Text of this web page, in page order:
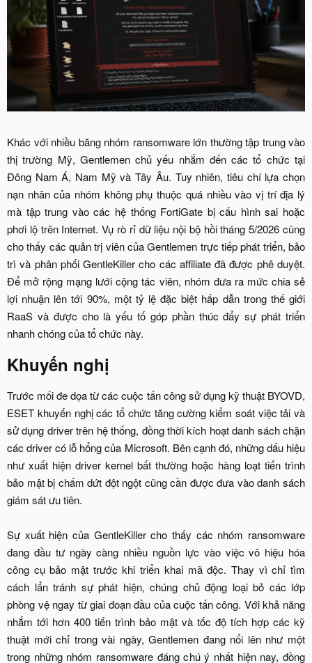
Khác với nhiều băng nhóm ransomware lớn thường tập trung vào
thị trường Mỹ, Gentlemen chủ yếu nhắm đến các tổ chức tại
Đông Nam Á, Nam Mỹ và Tây Âu. Tuy nhiên, tiêu chí lựa chọn
nạn nhân của nhóm không phụ thuộc quá nhiều vào vị trí địa lý
mà tập trung vào các hệ thống FortiGate bị cấu hình sai hoặc
phơi lộ trên Internet. Vụ rò rỉ dữ liệu nội bộ hồi tháng 5/2026 cũng
cho thấy các quản trị viên của Gentlemen trực tiếp phát triển, bảo
trì và phân phối GentleKiller cho các affiliate đã được phê duyệt.
Để mở rộng mạng lưới cộng tác viên, nhóm đưa ra mức chia sẻ
lợi nhuận lên tới 90%, một tỷ lệ đặc biệt hấp dẫn trong thế giới
RaaS và được cho là yếu tố góp phần thúc đẩy sự phát triển
nhanh chóng của tổ chức này.​
Khuyến nghị​
Trước mối đe dọa từ các cuộc tấn công sử dụng kỹ thuật BYOVD,
ESET khuyến nghị các tổ chức tăng cường kiểm soát việc tải và
sử dụng driver trên hệ thống, đồng thời kích hoạt danh sách chặn
các driver có lỗ hổng của Microsoft. Bên cạnh đó, những dấu hiệu
như xuất hiện driver kernel bất thường hoặc hàng loạt tiến trình
bảo mật bị chấm dứt đột ngột cũng cần được đưa vào danh sách
giám sát ưu tiên.
Sự xuất hiện của GentleKiller cho thấy các nhóm ransomware
đang đầu tư ngày càng nhiều nguồn lực vào việc vô hiệu hóa
công cụ bảo mật trước khi triển khai mã độc. Thay vì chỉ tìm
cách lẩn tránh sự phát hiện, chúng chủ động loại bỏ các lớp
phòng vệ ngay từ giai đoạn đầu của cuộc tấn công. Với khả năng
nhắm tới hơn 400 tiến trình bảo mật và tốc độ tích hợp các kỹ
thuật mới chỉ trong vài ngày, Gentlemen đang nổi lên như một
trong những nhóm ransomware đáng chú ý nhất hiện nay, đồng